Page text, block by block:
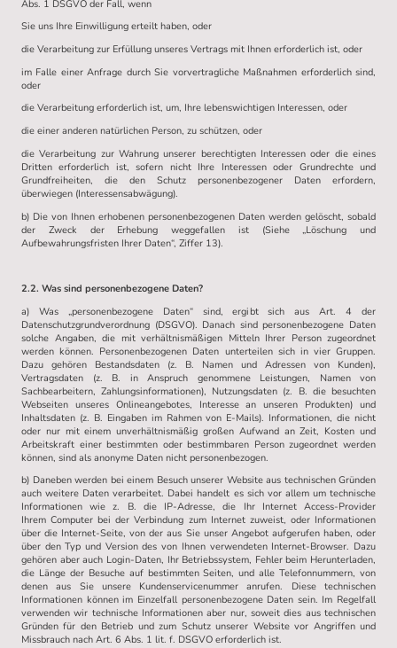
Abs. 1 DSGVO der Fall, wenn
Sie uns Ihre Einwilligung erteilt haben, oder
die Verarbeitung zur Erfüllung unseres Vertrags mit Ihnen erforderlich ist, oder
im Falle einer Anfrage durch Sie vorvertragliche Maßnahmen erforderlich sind,
oder
die Verarbeitung erforderlich ist, um, Ihre lebenswichtigen Interessen, oder
die einer anderen natürlichen Person, zu schützen, oder
die Verarbeitung zur Wahrung unserer berechtigten Interessen oder die eines
Dritten erforderlich ist, sofern nicht Ihre Interessen oder Grundrechte und
Grundfreiheiten, die den Schutz personenbezogener Daten erfordern,
überwiegen (Interessensabwägung).
b) Die von Ihnen erhobenen personenbezogenen Daten werden gelöscht, sobald
der Zweck der Erhebung weggefallen ist (Siehe „Löschung und
Aufbewahrungsfristen Ihrer Daten“, Ziffer 13).
2.2. Was sind personenbezogene Daten?
a) Was „personenbezogene Daten“ sind, ergibt sich aus Art. 4 der
Datenschutzgrundverordnung (DSGVO). Danach sind personenbezogene Daten
solche Angaben, die mit verhältnismäßigen Mitteln Ihrer Person zugeordnet
werden können. Personenbezogenen Daten unterteilen sich in vier Gruppen.
Dazu gehören Bestandsdaten (z. B. Namen und Adressen von Kunden),
Vertragsdaten (z. B. in Anspruch genommene Leistungen, Namen von
Sachbearbeitern, Zahlungsinformationen), Nutzungsdaten (z. B. die besuchten
Webseiten unseres Onlineangebotes, Interesse an unseren Produkten) und
Inhaltsdaten (z. B. Eingaben im Rahmen von E-Mails). Informationen, die nicht
oder nur mit einem unverhältnismäßig großen Aufwand an Zeit, Kosten und
Arbeitskraft einer bestimmten oder bestimmbaren Person zugeordnet werden
können, sind als anonyme Daten nicht personenbezogen.
b) Daneben werden bei einem Besuch unserer Website aus technischen Gründen
auch weitere Daten verarbeitet. Dabei handelt es sich vor allem um technische
Informationen wie z. B. die IP-Adresse, die Ihr Internet Access-Provider
Ihrem Computer bei der Verbindung zum Internet zuweist, oder Informationen
über die Internet-Seite, von der aus Sie unser Angebot aufgerufen haben, oder
über den Typ und Version des von Ihnen verwendeten Internet-Browser. Dazu
gehören aber auch Login-Daten, Ihr Betriebssystem, Fehler beim Herunterladen,
die Länge der Besuche auf bestimmten Seiten, und alle Telefonnummern, von
denen aus Sie unsere Kundenservicenummer anrufen. Diese technischen
Informationen können im Einzelfall personenbezogene Daten sein. Im Regelfall
verwenden wir technische Informationen aber nur, soweit dies aus technischen
Gründen für den Betrieb und zum Schutz unserer Website vor Angriffen und
Missbrauch nach Art. 6 Abs. 1 lit. f. DSGVO erforderlich ist.